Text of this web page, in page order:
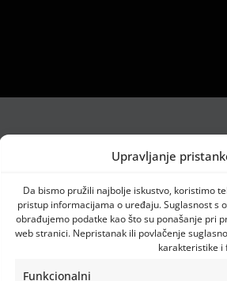
Upravljanje
Da bismo pružili najbolje iskustvo, koristimo
pristup informacijama o uređaju. Suglasnost s
obrađujemo podatke kao što su ponašanje pri
web stranici. Nepristanak ili povlačenje
karakteristike i
Funkcionalni